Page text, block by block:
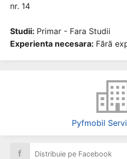
nr. 14
Studii: Primar - Fara Studii
Experienta necesara: Fără
Pyfmobil
f Distribuie pe Facebook